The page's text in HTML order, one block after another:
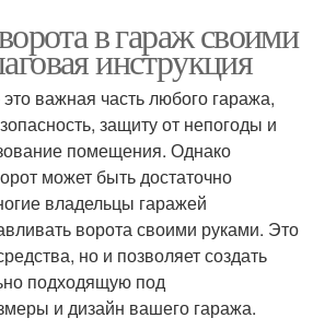
в гараж своими
инструкция
важная часть любого гаража,
защиту от непогоды и
помещения. Однако
может быть достаточно
владельцы гаражей
ворота своими руками. Это
но и позволяет создать
подходящую под
и дизайн вашего гаража.